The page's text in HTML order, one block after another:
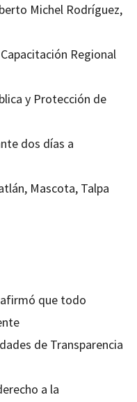
Michel Rodríguez,
Regional
y Protección de
dos días a
Mascota, Talpa
afirmó que todo
de Transparencia
a la